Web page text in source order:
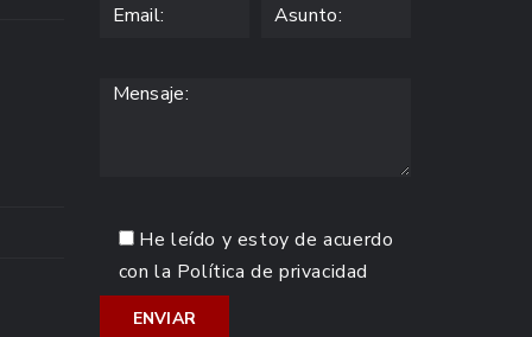
He leído y estoy de acuerdo
con la Política de privacidad